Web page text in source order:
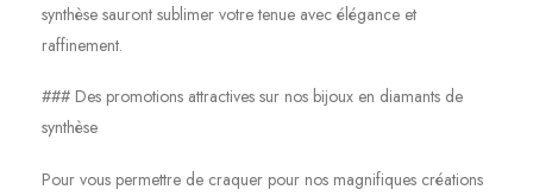
synthèse sauront sublimer votre tenue avec élégance et
raffinement.
### Des promotions attractives sur nos bijoux en diamants de
synthèse
Pour vous permettre de craquer pour nos magnifiques créations